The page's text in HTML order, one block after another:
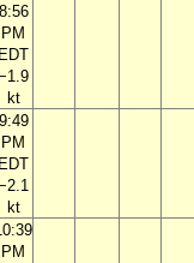
8:56
PM
EDT
kt
9:49
PM
EDT
kt
PM